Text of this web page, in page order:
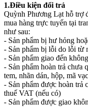
1.Điều kiện đổi trả
Quỳnh Phương Lạt hỗ trợ
mua hàng trực tuyến tại
như sau:
- Sản phẩm bị hư hỏng
- Sản phẩm bị lỗi do lỗi từ
- Sản phẩm giao đến
- Sản phẩm hoàn trả chưa
tem, nhãn dán, hộp, mã
- Sản phẩm được hoàn trả
thuế VAT (nếu có)
- Sản phẩm được giao